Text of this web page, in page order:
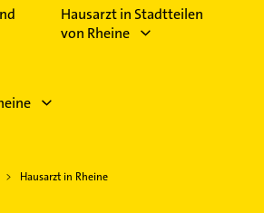
Hausarzt in Stadtteilen
von Rheine
Hausarzt in Rheine